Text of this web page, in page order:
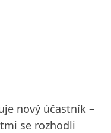
nový účastník –
se rozhodli